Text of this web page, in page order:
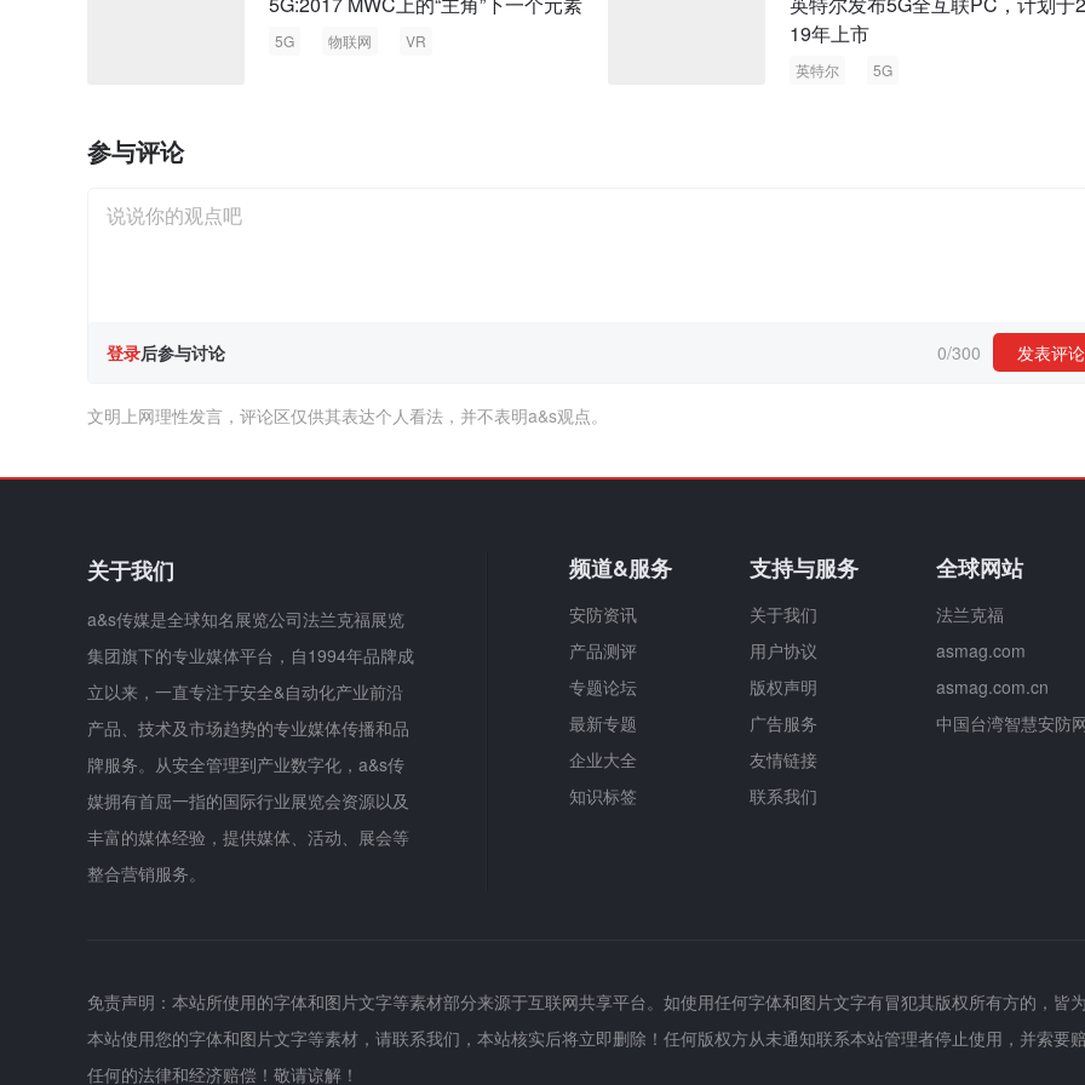
5G 物联网 VR
19年上市
英特尔 5G
参与评论
登录后参与讨论 0/300 发表评论
文明上网理性发言，评论区仅供其表达个人看法，并不表明a&s观点。
关于我们
a&s传媒是全球知名展览公司法兰克福展览
集团旗下的专业媒体平台，自1994年品牌成
立以来，一直专注于安全&自动化产业前沿
产品、技术及市场趋势的专业媒体传播和品
牌服务。从安全管理到产业数字化，a&s传
媒拥有首屈一指的国际行业展览会资源以及
丰富的媒体经验，提供媒体、活动、展会等
整合营销服务。
频道&服务
安防资讯
产品测评
专题论坛
最新专题
企业大全
知识标签
支持与服务
关于我们
用户协议
版权声明
广告服务
友情链接
联系我们
全球网站
法兰克福
asmag.com
asmag.com.cn
中国台湾智慧安防
免责声明：本站所使用的字体和图片文字等素材部分来源于互联网共享平台。如使用任何字体和图片文字有冒犯其版权所有方的，
本站使用您的字体和图片文字等素材，请联系我们，本站核实后将立即删除！任何版权方从未通知联系本站管理者停止使用，并索
任何的法律和经济赔偿！敬请谅解！